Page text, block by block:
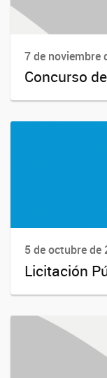
7 de noviembre
Concurso
5 de octubre de
Licitación